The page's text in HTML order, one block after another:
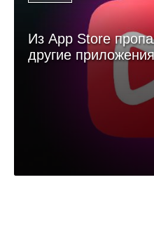
Из App Store
другие